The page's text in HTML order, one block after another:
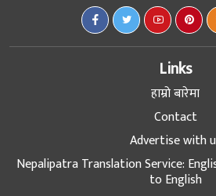
Links
हाम्रो बारेमा
Contact
Advertise with
Nepalipatra Translation Service:
to English